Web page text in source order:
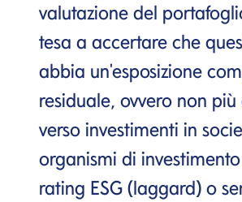
valutazione del
tesa a accertare che
abbia un'esposizione
residuale, ovvero non più
verso investimenti in
organismi di
rating ESG (laggard) o